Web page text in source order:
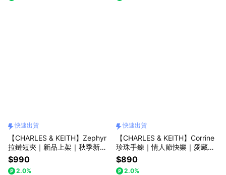
快速出貨
【CHARLES & KEITH】Zephyr
拉鏈短夾｜新品上架｜秋季新品
｜生日送禮推薦｜快速出貨｜小
CK｜官方直營
$990
2.0%
快速出貨
【CHARLES & KEITH】Corrine
珍珠手鍊｜情人節快樂｜愛藏在
細節裡｜生日禮物｜快速出貨｜
小CK｜官方直營
$890
2.0%